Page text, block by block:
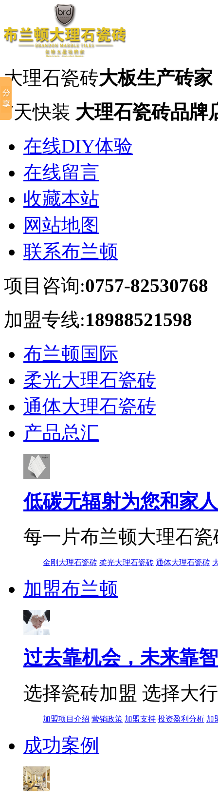
大理石瓷砖大板生产砖家
7天快装 大理石瓷砖品牌
在线DIY体验
在线留言
收藏本站
网站地图
联系布兰顿
项目咨询:0757-82530768
加盟专线:18988521598
布兰顿国际
柔光大理石瓷砖
通体大理石瓷砖
产品总汇
低碳无辐射为您和家
每一片布兰顿大理石
金刚大理石瓷砖 柔光大理石瓷砖 通体大理石瓷砖
加盟布兰顿
过去靠机会，未来靠
选择瓷砖加盟 选择大
加盟项目介绍 营销政策 加盟支持 投资盈利分析 加
成功案例